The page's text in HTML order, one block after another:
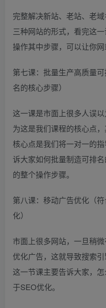
完整解决新站、老站、老
三种网站的形式，看完这
操作其中步骤，可以让你网
第七课：批量生产高质量
名的核心步骤）
这一课是市面上很多人误
为这是我们课程的核心点
核心点是我们将一对一的
诉大家如何批量制造可排
的整个操作步骤。
第八课：移动广告优化（
化）
市面上很多网站，一旦稍
优化广告，这就导致搜索
这一节课主要告诉大家，
于SEO优化。